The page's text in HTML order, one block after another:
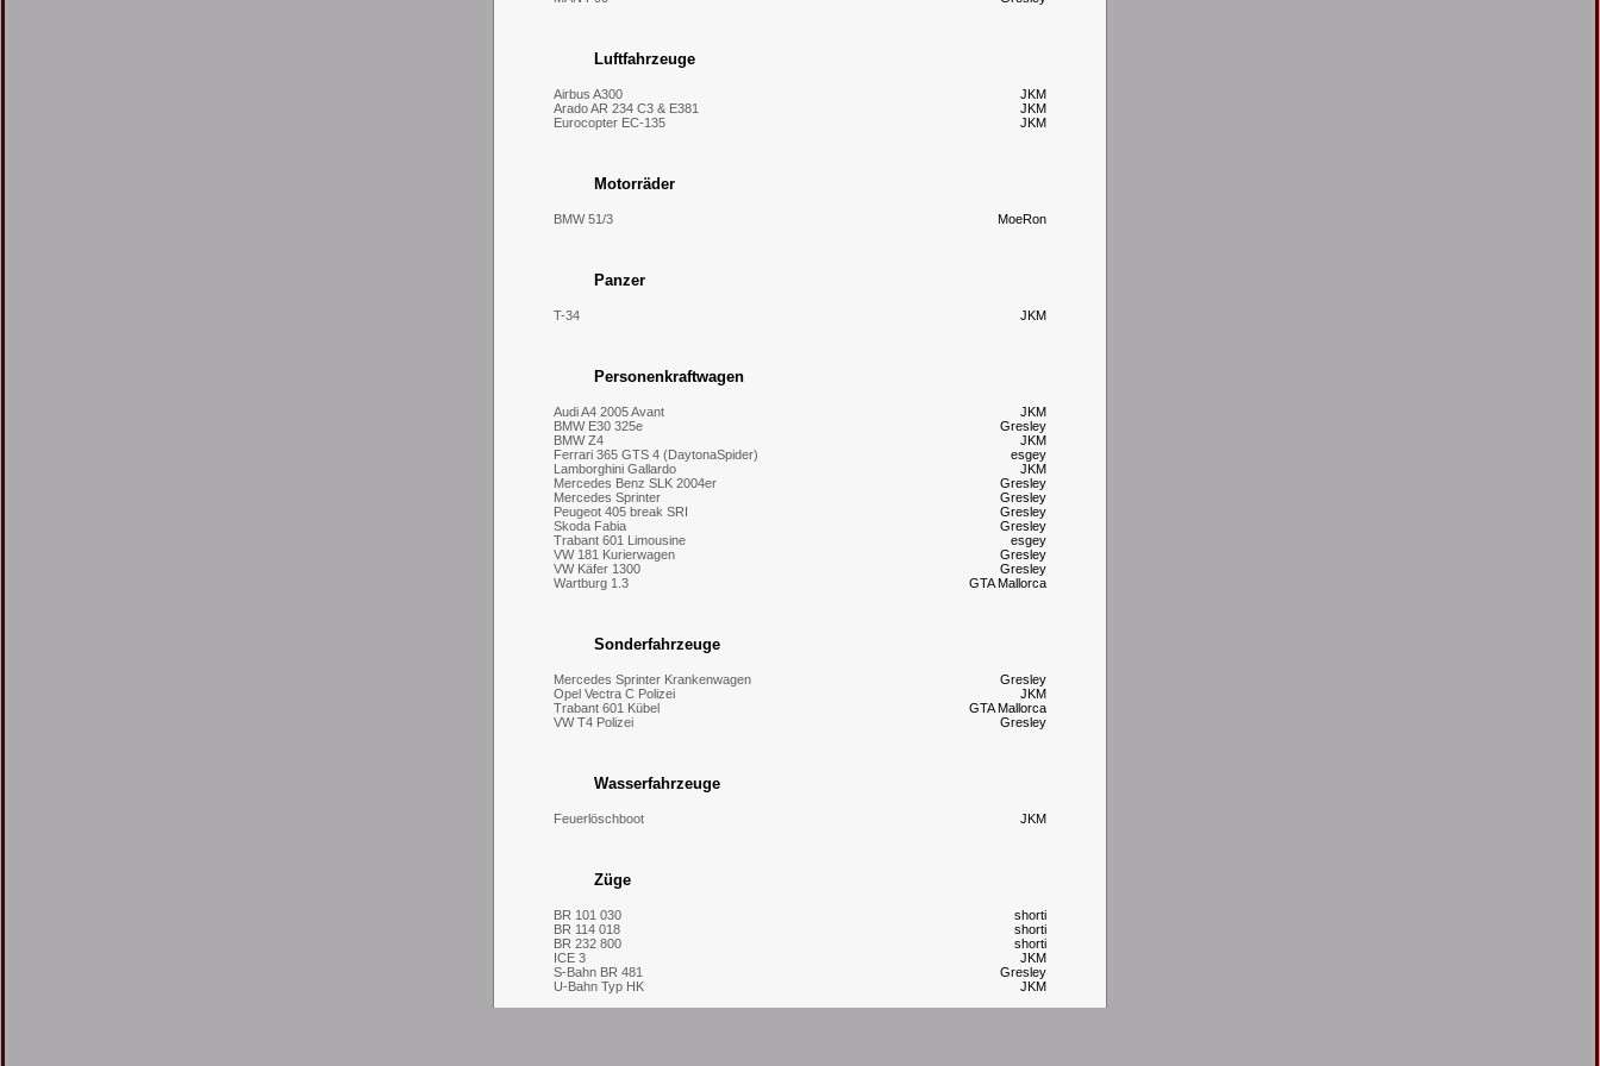
Luftfahrzeuge
JKM
Airbus A300
JKM
Arado AR 234 C3 & E381
JKM
Eurocopter EC-135
Motorräder
MoeRon
BMW 51/3
Panzer
JKM
T-34
Personenkraftwagen
JKM
Audi A4 2005 Avant
Gresley
BMW E30 325e
JKM
BMW Z4
esgey
Ferrari 365 GTS 4 (DaytonaSpider)
JKM
Lamborghini Gallardo
Gresley
Mercedes Benz SLK 2004er
Gresley
Mercedes Sprinter
Gresley
Peugeot 405 break SRI
Gresley
Skoda Fabia
esgey
Trabant 601 Limousine
Gresley
VW 181 Kurierwagen
Gresley
VW Käfer 1300
GTA Mallorca
Wartburg 1.3
Sonderfahrzeuge
Gresley
Mercedes Sprinter Krankenwagen
JKM
Opel Vectra C Polizei
GTA Mallorca
Trabant 601 Kübel
Gresley
VW T4 Polizei
Wasserfahrzeuge
JKM
Feuerlöschboot
Züge
shorti
BR 101 030
shorti
BR 114 018
shorti
BR 232 800
JKM
ICE 3
Gresley
S-Bahn BR 481
JKM
U-Bahn Typ HK